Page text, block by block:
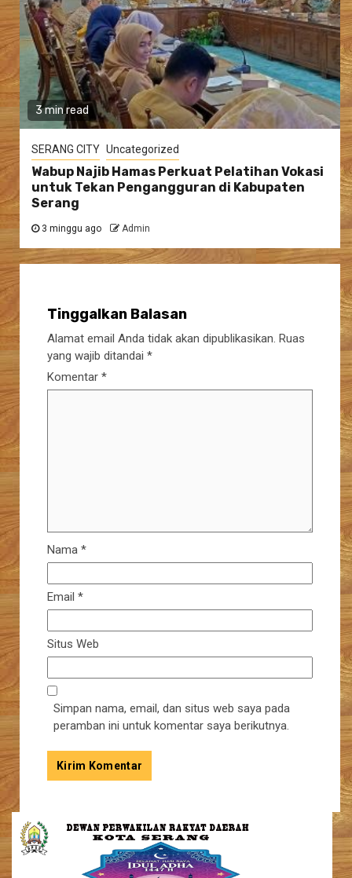
3 min read
SERANG CITY Uncategorized
Wabup Najib Hamas Perkuat Pelatihan Vokasi
untuk Tekan Pengangguran di Kabupaten
Serang
3 minggu ago Admin
Tinggalkan Balasan
Alamat email Anda tidak akan dipublikasikan. Ruas
yang wajib ditandai *
Komentar *
Nama *
Email *
Situs Web
Simpan nama, email, dan situs web saya pada
peramban ini untuk komentar saya berikutnya.